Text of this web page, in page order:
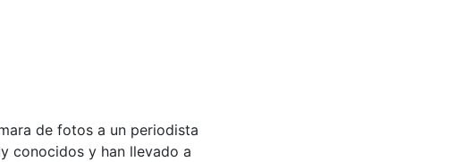
de fotos a un periodista
conocidos y han llevado a